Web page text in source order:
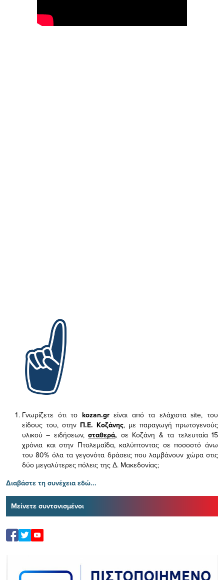
Γνωρίζετε ότι το kozan.gr είναι από τα ελάχισταsite, του
είδους του, στην Π.Ε. Κοζάνης, με παραγωγή πρωτογενούς
υλικού – ειδήσεων,σταθερά, σε Κοζάνη & τα τελευταία 15
χρόνια και στην Πτολεμαΐδα, καλύπτοντας σε ποσοστό άνω
του 80% όλα τα γεγονότα δράσεις που λαμβάνουν χώρα στις
δύο μεγαλύτερες πόλεις της Δ. Μακεδονίας;
Διαβάστε τη συνέχεια εδώ...
Μείνετε συντονισμένοι